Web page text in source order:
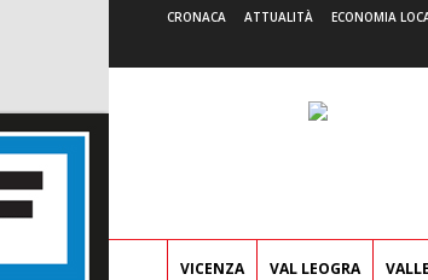
CRONACA ATTUALITÀ ECONOMIA
VICENZA VAL LEOGRA